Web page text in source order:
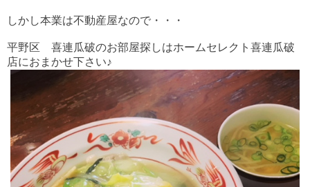
しかし本業は不動産屋なので・・・
平野区 喜連瓜破のお部屋探しはホームセレクト喜連瓜破
店におまかせ下さい♪